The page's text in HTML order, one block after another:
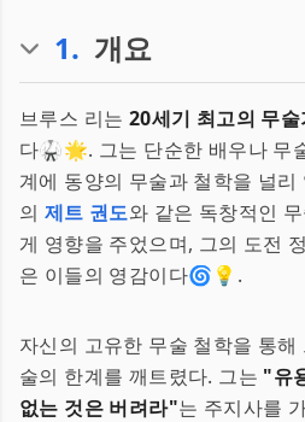
1. 개요
브루스 리는 20세기 최고의 무
다🥋🌟. 그는 단순한 배우나 무
계에 동양의 무술과 철학을 널
의 제트 권도와 같은 독창적인
게 영향을 주었으며, 그의 도전
은 이들의 영감이다🌀💡.
자신의 고유한 무술 철학을 통
술의 한계를 깨트렸다. 그는 "유
없는 것은 버려라"는 주지사를